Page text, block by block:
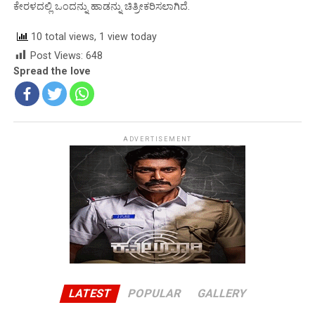
ಕೇರಳದಲ್ಲಿ ಒಂದನ್ನು ಹಾಡನ್ನು ಚಿತ್ರೀಕರಿಸಲಾಗಿದೆ.‌
10 total views, 1 view today
Post Views: 648
Spread the love
ADVERTISEMENT
LATEST POPULAR GALLERY